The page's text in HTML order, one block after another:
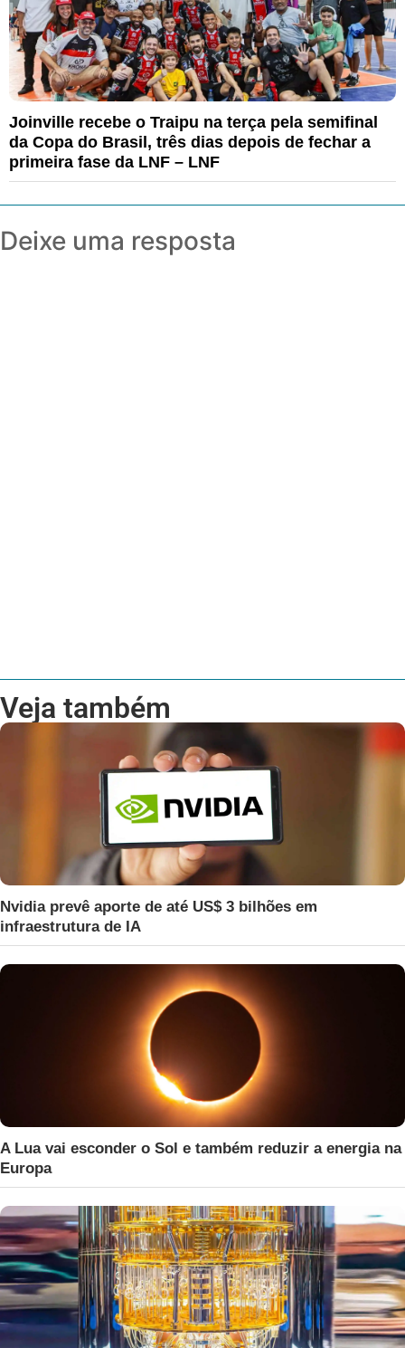
Joinville recebe o Traipu na terça pela semifinal
da Copa do Brasil, três dias depois de fechar a
primeira fase da LNF – LNF
Deixe uma resposta
Veja também
Nvidia prevê aporte de até US$ 3 bilhões em
infraestrutura de IA
A Lua vai esconder o Sol e também reduzir a energia na
Europa